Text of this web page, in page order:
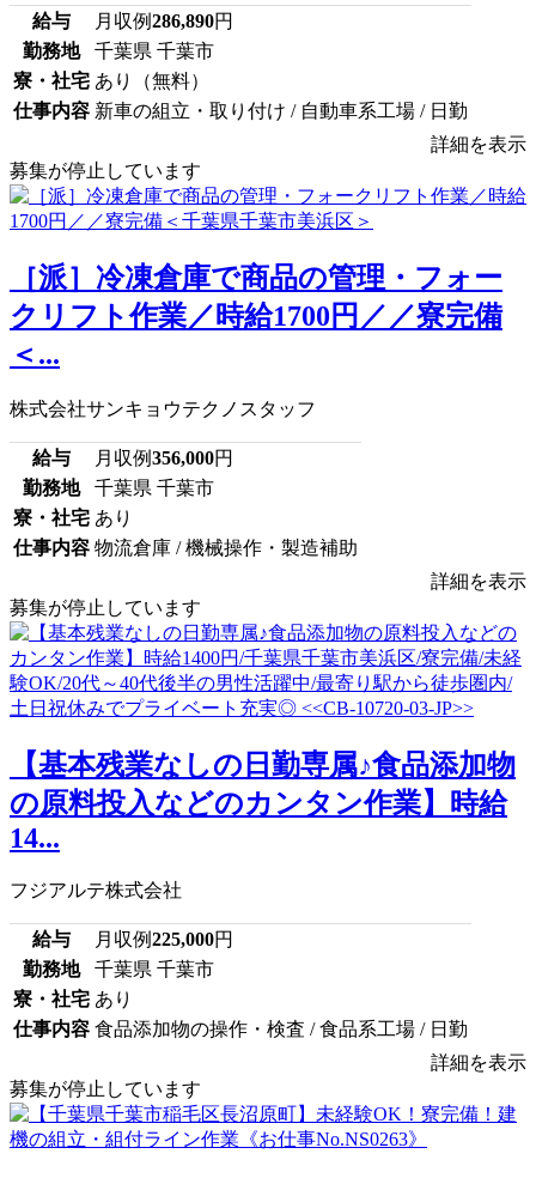
給与 月収例286,890円
勤務地
千葉県 千葉市
寮・社宅 あり（無料）
仕事内容 新車の組立・取り付け / 自動車系工場 / 日勤
詳細を表示
募集が停止しています
［派］冷凍倉庫で商品の管理・フォー
クリフト作業／時給1700円／／寮完備
＜...
株式会社サンキョウテクノスタッフ
給与 月収例356,000円
勤務地
千葉県 千葉市
寮・社宅 あり
仕事内容 物流倉庫 / 機械操作・製造補助
詳細を表示
募集が停止しています
【基本残業なしの日勤専属♪食品添加物
の原料投入などのカンタン作業】時給
14...
フジアルテ株式会社
給与 月収例225,000円
勤務地
千葉県 千葉市
寮・社宅 あり
仕事内容 食品添加物の操作・検査 / 食品系工場 / 日勤
詳細を表示
募集が停止しています